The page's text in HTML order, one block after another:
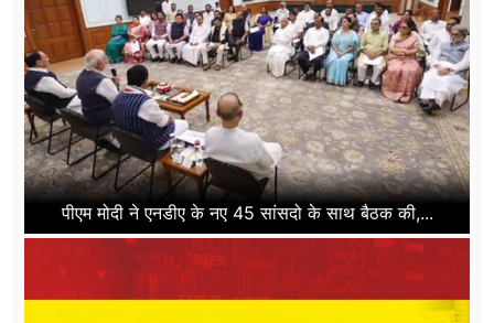
पीएम मोदी ने एनडीए के नए 45 सांसदो के साथ बैठक की,...